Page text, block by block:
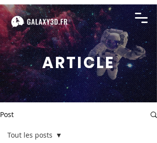
ARTICLE
Post
Tout les posts